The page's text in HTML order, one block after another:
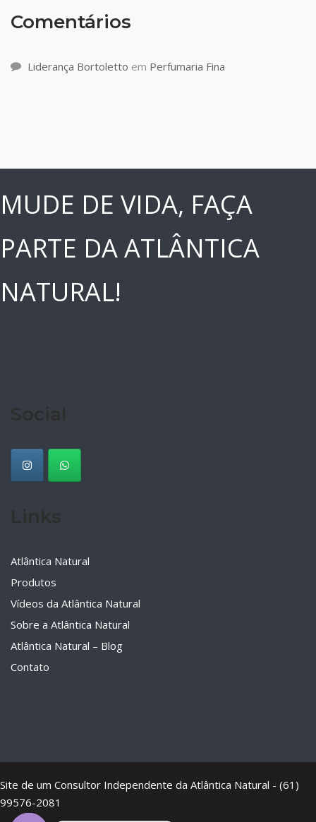
Comentários
Liderança Bortoletto em Perfumaria Fina
MUDE DE VIDA, FAÇA
PARTE DA ATLÂNTICA
NATURAL!
Atlântica Natural
Produtos
Vídeos da Atlântica Natural
Sobre a Atlântica Natural
Atlântica Natural – Blog
Contato
Site de um Consultor Independente da Atlântica Natural - (61)
99576-2081